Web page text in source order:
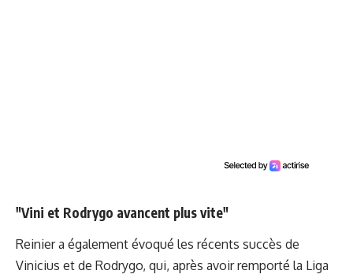
"Vini et Rodrygo avancent plus vite"
Reinier a également évoqué les récents succès de
Vinicius et de Rodrygo, qui, après avoir remporté la Liga